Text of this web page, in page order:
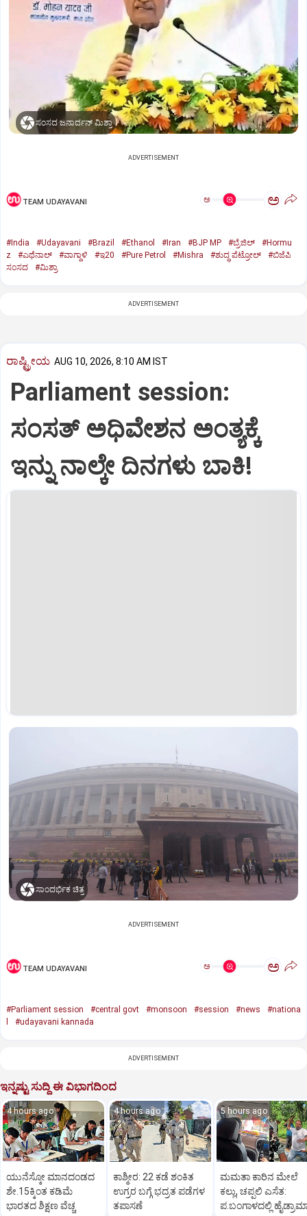
ಸಂಸದ ಜನಾರ್ದನ್‌ ಮಿಶ್ರಾ
ADVERTISEMENT
TEAM UDAYAVANI ಅ ಅ
#India #Udayavani #Brazil #Ethanol #Iran #BJP MP #ಬ್ರೆಜಿಲ್‌
#Hormu
z
#ಎಥೆನಾಲ್‌ #ವಾಗ್ದಾಳಿ #ಇ20 #Pure Petrol #Mishra #ಶುದ್ಧ ಪೆಟ್ರೋಲ್‌
#ಬಿಜೆಪಿ
ಸಂಸದ
#ಮಿಶ್ರಾ
ADVERTISEMENT
ರಾಷ್ಟ್ರೀಯ AUG 10, 2026, 8:10 AM IST
Parliament session:
ಸಂಸತ್‌ ಅಧಿವೇಶನ ಅಂತ್ಯಕ್ಕೆ
ಇನ್ನು ನಾಲ್ಕೇ ದಿನಗಳು ಬಾಕಿ!
ಸಾಂದರ್ಭಿಕ ಚಿತ್ರ
ADVERTISEMENT
TEAM UDAYAVANI ಅ ಅ
#Parliament session #central govt #monsoon #session #news
#nationa
#udayavani kannada
ADVERTISEMENT
ಇನ್ನಷ್ಟು ಸುದ್ದಿ ಈ ವಿಭಾಗದಿಂದ
4 hours ago
ಯುನೆಸ್ಕೋ ಮಾನದಂಡದ
ಶೇ.15ಕ್ಕಿಂತ ಕಡಿಮೆ
ಭಾರತದ ಶಿಕ್ಷಣ ವೆಚ್ಚ
4 hours ago
ಕಾಶ್ಮೀರ: 22 ಕಡೆ ಶಂಕಿತ
ಉಗ್ರರ ಬಗ್ಗೆ ಭದ್ರತ ಪಡೆಗಳ
ತಪಾಸಣೆ
5 hours ago
ಮಮತಾ ಕಾರಿನ ಮೇಲೆ
ಕಲ್ಲು, ಚಪ್ಪಲಿ ಎಸೆತ:
ಪ.ಬಂಗಾಳದಲ್ಲಿ